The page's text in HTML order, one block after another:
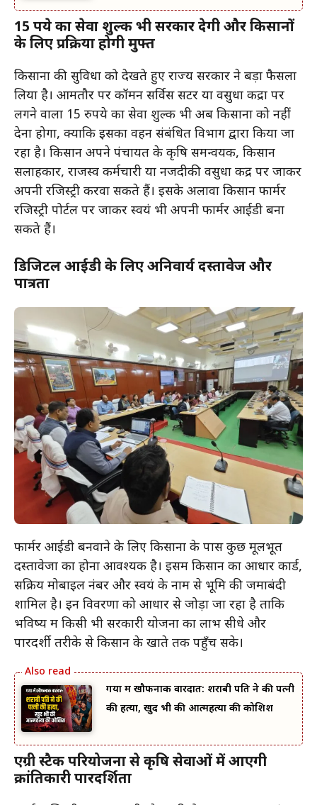
15 रुपये का सेवा शुल्क भी सरकार देगी और किसानों
के लिए प्रक्रिया होगी मुफ्त
किसानों की सुविधा को देखते हुए राज्य सरकार ने बड़ा फैसला
लिया है। आमतौर पर कॉमन सर्विस सेंटर या वसुधा केंद्रों पर
लगने वाला 15 रुपये का सेवा शुल्क भी अब किसानों को नहीं
देना होगा, क्योंकि इसका वहन संबंधित विभाग द्वारा किया जा
रहा है। किसान अपने पंचायत के कृषि समन्वयक, किसान
सलाहकार, राजस्व कर्मचारी या नजदीकी वसुधा केंद्र पर जाकर
अपनी रजिस्ट्री करवा सकते हैं। इसके अलावा किसान फार्मर
रजिस्ट्री पोर्टल पर जाकर स्वयं भी अपनी फार्मर आईडी बना
सकते हैं।
डिजिटल आईडी के लिए अनिवार्य दस्तावेज और
पात्रता
फार्मर आईडी बनवाने के लिए किसानों के पास कुछ मूलभूत
दस्तावेजों का होना आवश्यक है। इसमें किसान का आधार कार्ड,
सक्रिय मोबाइल नंबर और स्वयं के नाम से भूमि की जमाबंदी
शामिल है। इन विवरणों को आधार से जोड़ा जा रहा है ताकि
भविष्य में किसी भी सरकारी योजना का लाभ सीधे और
पारदर्शी तरीके से किसान के खाते तक पहुँच सके।
गया में खौफनाक वारदात: शराबी पति ने की पत्नी
की हत्या, खुद भी की आत्महत्या की कोशिश
एग्री स्टैक परियोजना से कृषि सेवाओं में आएगी
क्रांतिकारी पारदर्शिता